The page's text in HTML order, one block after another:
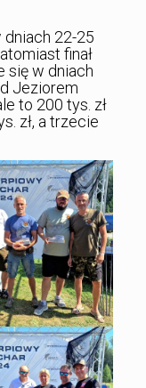
22-25
finał
się w dniach
Jeziorem
to 200 tys. zł
zł, a trzecie